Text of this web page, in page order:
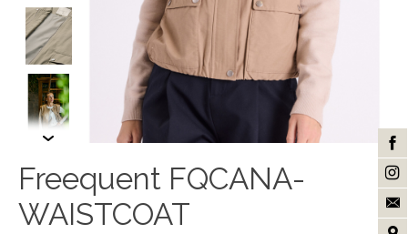
Freequent FQCANA-
WAISTCOAT